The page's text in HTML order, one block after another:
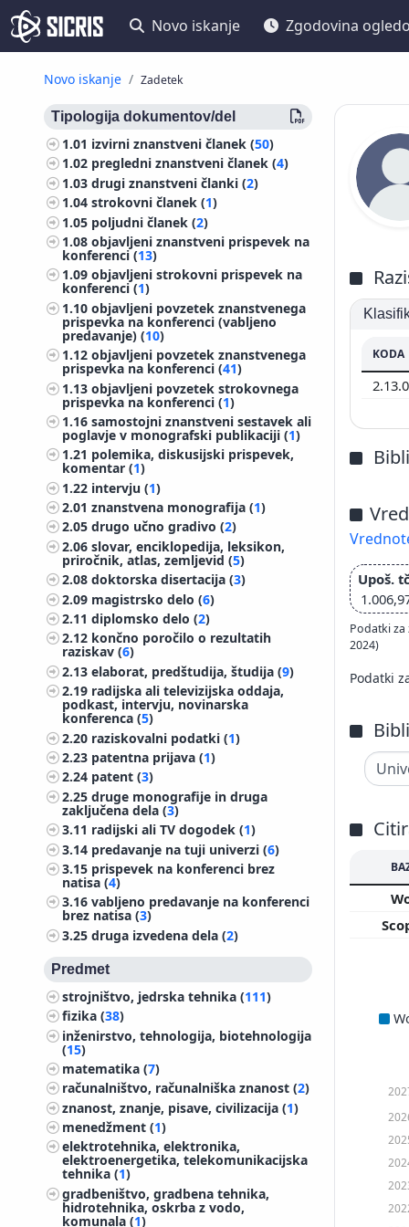
Novo iskanje Zgodovina
Novo iskanje Zadetek
Tipologija dokumentov/del
1.01 izvirni znanstveni članek (50)
1.02 pregledni znanstveni članek (4)
1.03drugi znanstveni članki (2)
1.04strokovni članek (1)
1.05 poljudni članek (2)
1.08objavljeni znanstveni prispevek na
konferenci (13)
1.09objavljeni strokovni prispevek na
konferenci (1)
1.10objavljeni povzetek znanstvenega
prispevka na konferenci (vabljeno
predavanje) (10)
1.12objavljeni povzetek znanstvenega
prispevka na konferenci (41)
1.13objavljeni povzetek strokovnega
prispevka na konferenci (1)
1.16samostojni znanstveni sestavek ali
poglavje v monografski publikaciji (1)
1.21 polemika, diskusijski prispevek,
komentar (1)
1.22 intervju (1)
2.01znanstvena monografija (1)
2.05drugo učno gradivo (2)
2.06slovar, enciklopedija, leksikon,
priročnik, atlas, zemljevid (5)
2.08doktorska disertacija (3)
2.09 magistrsko delo (6)
2.11diplomsko delo (2)
2.12 končno poročilo o rezultatih
raziskav (6)
2.13elaborat, predštudija, študija (9)
2.19 radijska ali televizijska oddaja,
podkast, intervju, novinarska
konferenca (5)
2.20 raziskovalni podatki (1)
2.23 patentna prijava (1)
2.24 patent (3)
2.25druge monografije in druga
zaključena dela (3)
3.11 radijski ali TV dogodek (1)
3.14 predavanje na tuji univerzi (6)
3.15 prispevek na konferenci brez
natisa (4)
3.16vabljeno predavanje na konferenci
brez natisa (3)
3.25druga izvedena dela (2)
Predmet
strojništvo, jedrska tehnika (111)
fizika (38)
inženirstvo, tehnologija, biotehnologija
(15)
matematika (7)
računalništvo, računalniška znanost (2)
znanost, znanje, pisave, civilizacija (1)
menedžment (1)
elektrotehnika, elektronika,
elektroenergetika, telekomunikacijska
tehnika (1)
gradbeništvo, gradbena tehnika,
hidrotehnika, oskrba z vodo,
komunala (1)
KODA
Upoš.
Podatki za
2024)
Podatki